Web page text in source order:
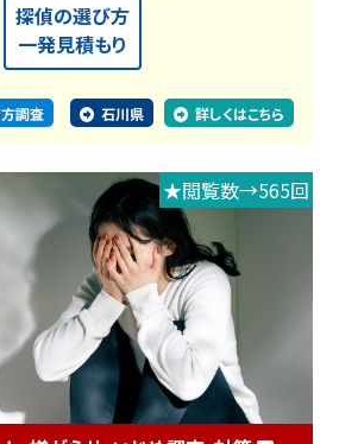
探偵の選び方
一発見積もり
調査 石川県 詳しくはこちら
★閲覧数→565回